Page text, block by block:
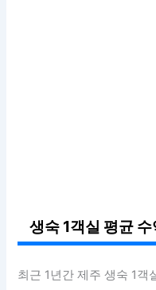
생숙 1객실 평균
최근 1년간 제주 생숙 1